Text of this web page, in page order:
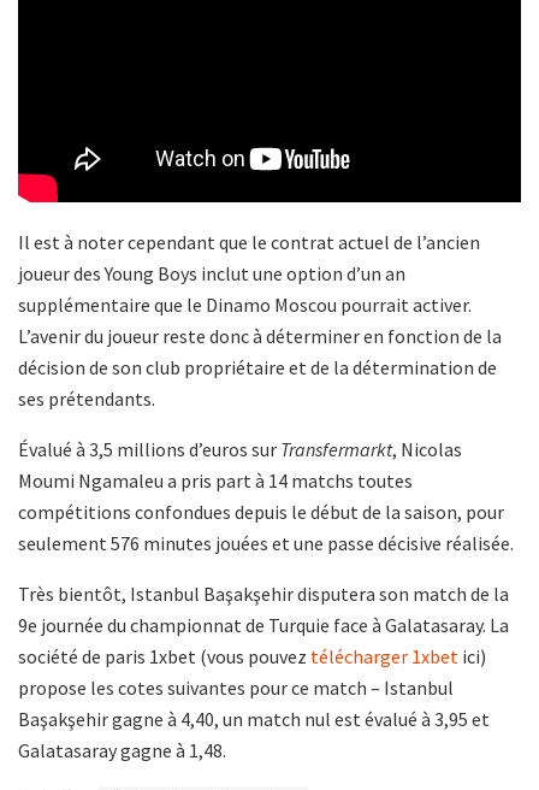
Il est à noter cependant que le contrat actuel de l’ancien
joueur des Young Boys inclut une option d’un an
supplémentaire que le Dinamo Moscou pourrait activer.
L’avenir du joueur reste donc à déterminer en fonction de la
décision de son club propriétaire et de la détermination de
ses prétendants.
Évalué à 3,5 millions d’euros sur Transfermarkt, Nicolas
Moumi Ngamaleu a pris part à 14 matchs toutes
compétitions confondues depuis le début de la saison, pour
seulement 576 minutes jouées et une passe décisive réalisée.
Très bientôt, Istanbul Başakşehir disputera son match de la
9e journée du championnat de Turquie face à Galatasaray. La
société de paris 1xbet (vous pouvez télécharger 1xbet ici)
propose les cotes suivantes pour ce match – Istanbul
Başakşehir gagne à 4,40, un match nul est évalué à 3,95 et
Galatasaray gagne à 1,48.